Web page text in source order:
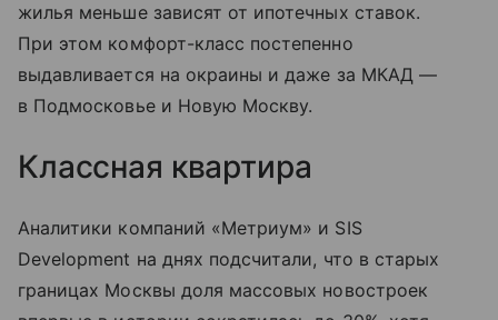
жилья меньше зависят от ипотечных ставок.
При этом комфорт-класс постепенно
выдавливается на окраины и даже за МКАД —
в Подмосковье и Новую Москву.
Классная квартира
Аналитики компаний «Метриум» и SIS
Development на днях подсчитали, что в старых
границах Москвы доля массовых новостроек